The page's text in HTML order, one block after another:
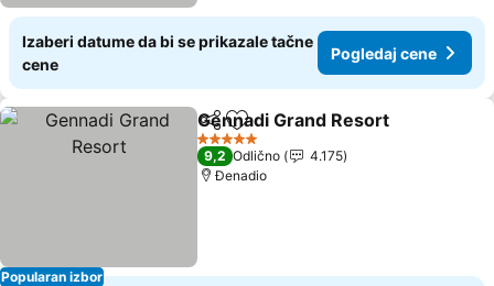
Izaberi datume da bi se prikazale tačne
cene
Pogledaj cene
Popularan izbor
Deli Dodati u favorite
Gennadi Grand Resort
5 Zvezdice
9,2 Odlično
4.175
Đenadio